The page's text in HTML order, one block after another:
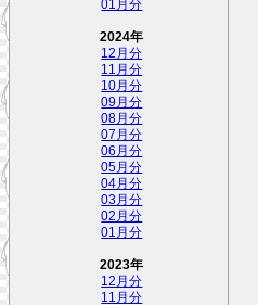
01月分
2024年
12月分
11月分
10月分
09月分
08月分
07月分
06月分
05月分
04月分
03月分
02月分
01月分
2023年
12月分
11月分